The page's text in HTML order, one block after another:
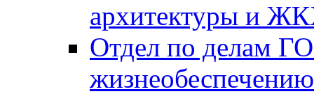
архитектуры и
Отдел по делам